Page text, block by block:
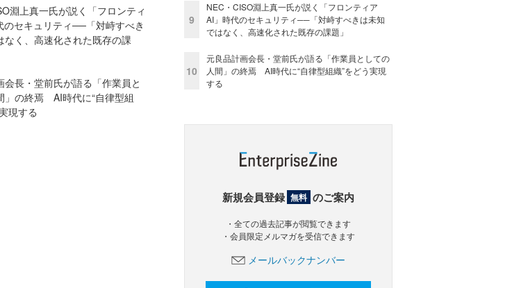
淵上真一氏が説く「フロンティ
のセキュリティ──「対峙すべき
なく、高速化された既存の課
会長・堂前氏が語る「作業員と
」の終焉 AI時代に“自律型組
現する
9
NEC・CISO淵上真一氏が説く「フロンティア
AI」時代のセキュリティ──「対峙すべきは未知
ではなく、高速化された既存の課題」
10
元良品計画会長・堂前氏が語る「作業員としての
人間」の終焉 AI時代に“自律型組織”をどう実現
する
新規会員登録 無料 のご案内
・全ての過去記事が閲覧できます
・会員限定メルマガを受信できます
メールバックナンバー